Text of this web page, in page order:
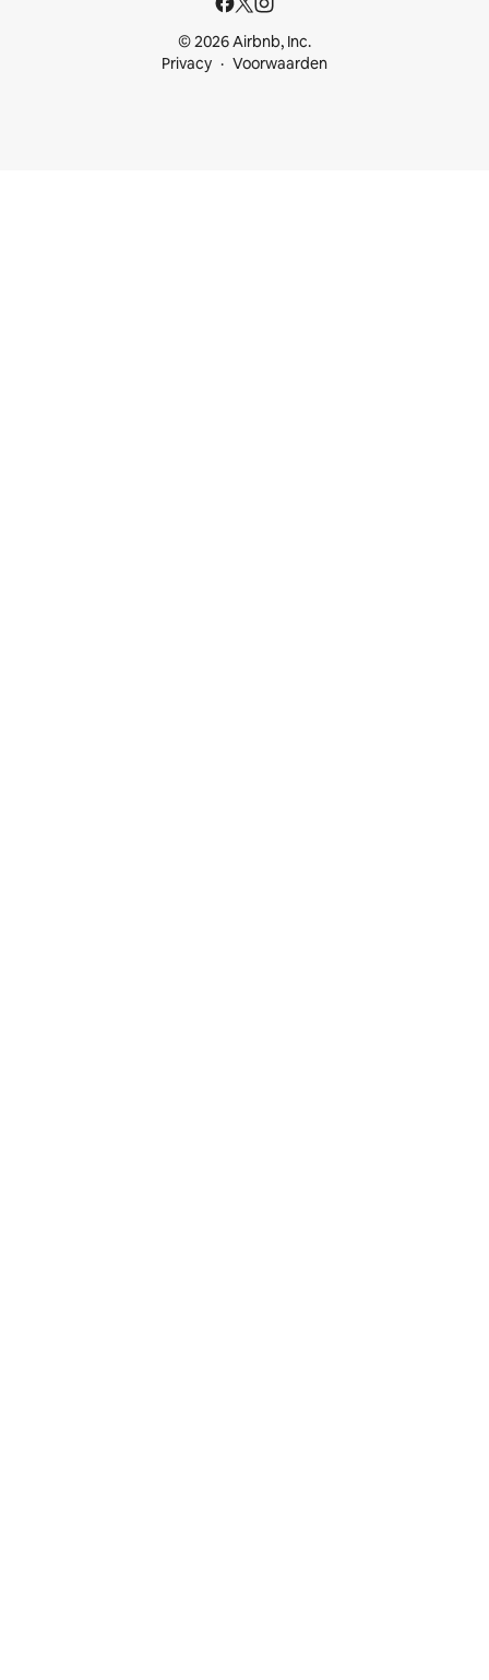
© 2026 Airbnb, Inc.
Privacy
Voorwaarden